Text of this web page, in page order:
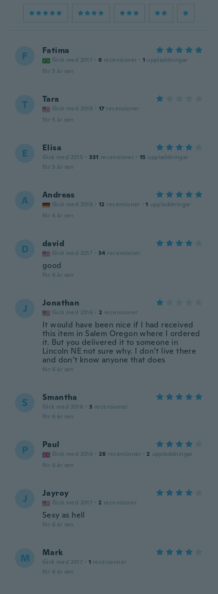
F Fatima
Gick med 2017 · 6 recensioner · 1 uppladdningar
för 5 år sen
T Tara
Gick med 2018 · 17 recensioner
för 5 år sen
E Elisa
Gick med 2015 · 331 recensioner · 15 uppladdningar
för 5 år sen
A Andreas
Gick med 2016 · 12 recensioner · 1 uppladdningar
för 6 år sen
D david
Gick med 2017 · 34 recensioner
good
för 6 år sen
J Jonathan
Gick med 2016 · 2 recensioner
It would have been nice if I had received
this item in Salem Oregon where I ordered
it. But you delivered it to someone in
Lincoln NE not sure why. I don’t live there
and don’t know anyone that does
för 6 år sen
S Smantha
Gick med 2016 · 3 recensioner
för 6 år sen
P Paul
Gick med 2016 · 28 recensioner · 2 uppladdningar
för 6 år sen
J Jayroy
Gick med 2017 · 2 recensioner
Sexy as hell
för 6 år sen
M Mark
Gick med 2017 · 1 recensioner
för 6 år sen